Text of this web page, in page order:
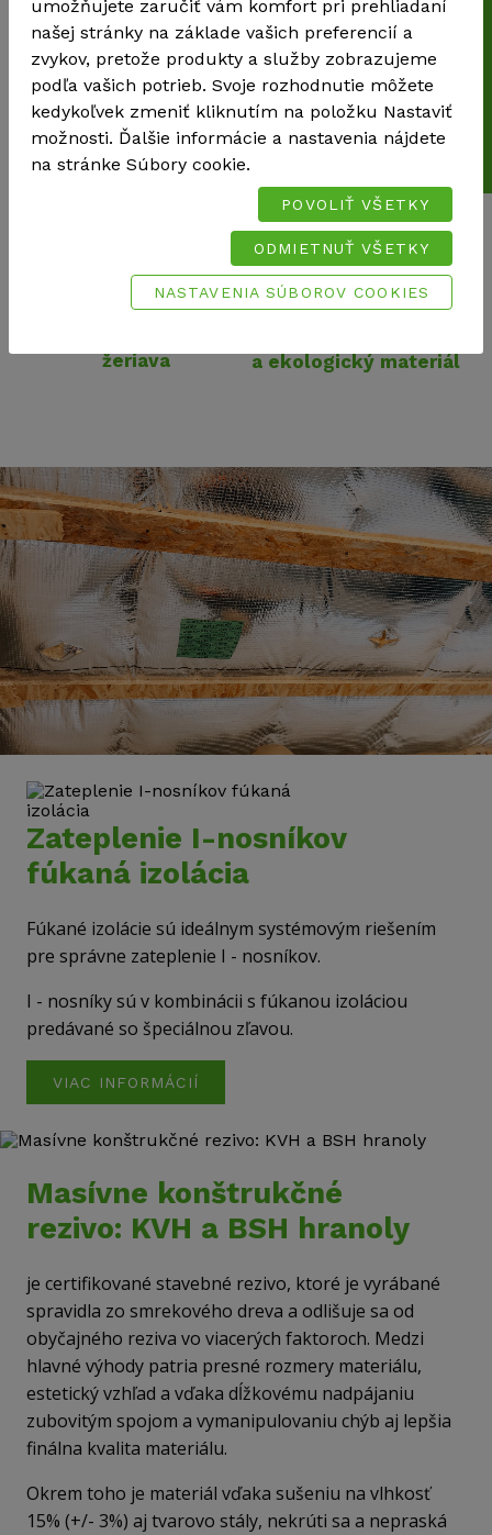
Široké možnosti
použitia
Nízka hmotnosť
žeriava
a ekologický materiál
Zateplenie I-nosníkov
fúkaná izolácia
Fúkané izolácie sú ideálnym systémovým riešením
pre správne zateplenie I - nosníkov.
I - nosníky sú v kombinácii s fúkanou izoláciou
predávané so špeciálnou zľavou.
VIAC INFORMÁCIÍ
Masívne konštrukčné
rezivo: KVH a BSH hranoly
je certifikované stavebné rezivo, ktoré je vyrábané
spravidla zo smrekového dreva a odlišuje sa od
obyčajného reziva vo viacerých faktoroch. Medzi
hlavné výhody patria presné rozmery materiálu,
estetický vzhľad a vďaka dĺžkovému nadpájaniu
zubovitým spojom a vymanipulovaniu chýb aj lepšia
finálna kvalita materiálu.
Okrem toho je materiál vďaka sušeniu na vlhkosť
15% (+/- 3%) aj tvarovo stály, nekrúti sa a nepraská
umožňujete zaručiť vám komfort pri prehliadaní
našej stránky na základe vašich preferencií a
zvykov, pretože produkty a služby zobrazujeme
podľa vašich potrieb. Svoje rozhodnutie môžete
kedykoľvek zmeniť kliknutím na položku Nastaviť
možnosti. Ďalšie informácie a nastavenia nájdete
na stránke Súbory cookie.
POVOLIŤ VŠETKY
ODMIETNUŤ VŠETKY
NASTAVENIA SÚBOROV COOKIES